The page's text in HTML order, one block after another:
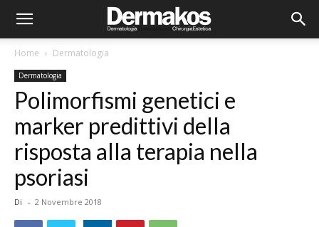
Home Dermatologia
Dermatologia
Polimorfismi genetici e
marker predittivi della
risposta alla terapia nella
psoriasi
Di - 2 Novembre 2018